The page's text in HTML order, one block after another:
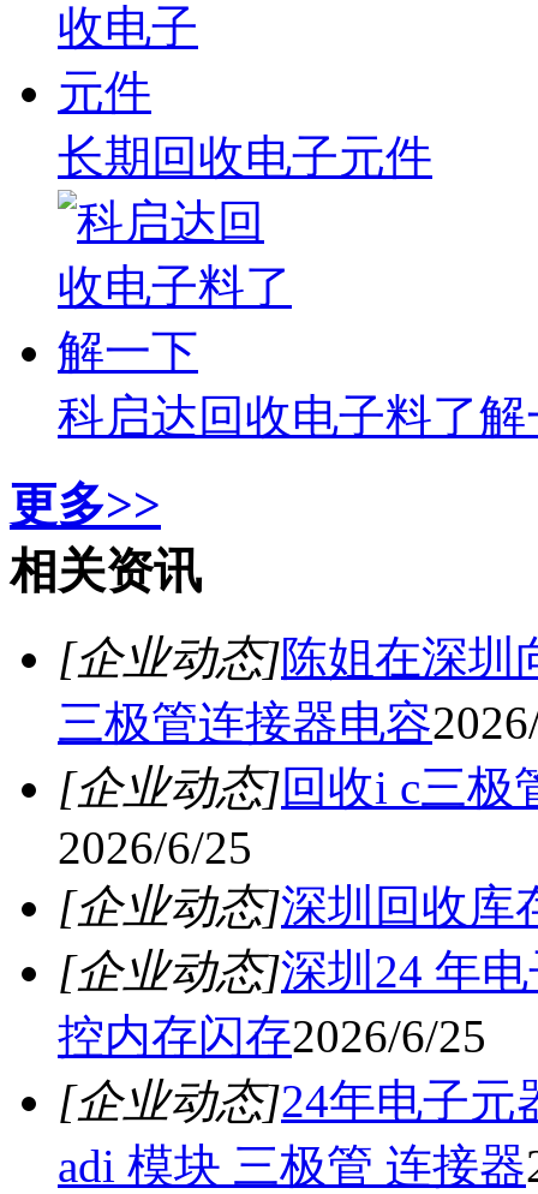
长期回收电子元件
科启达回收电子料了解
更多>>
相关资讯
[企业动态]陈姐在深圳
三极管连接器电容
[企业动态]回收i c三极
2026/6/25
[企业动态]深圳回收库
[企业动态]深圳24 年
控内存闪存2026/6/25
[企业动态]24年电子元
adi 模块 三极管 连接器